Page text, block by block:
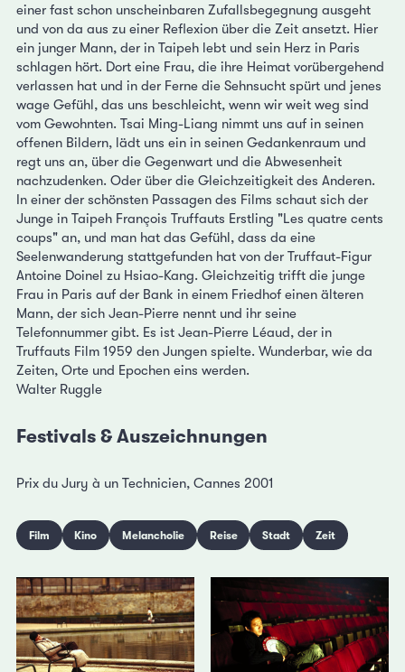
einer fast schon unscheinbaren Zufallsbegegnung ausgeht
und von da aus zu einer Reflexion über die Zeit ansetzt. Hier
ein junger Mann, der in Taipeh lebt und sein Herz in Paris
schlagen hört. Dort eine Frau, die ihre Heimat vorübergehend
verlassen hat und in der Ferne die Sehnsucht spürt und jenes
wage Gefühl, das uns beschleicht, wenn wir weit weg sind
vom Gewohnten. Tsai Ming-Liang nimmt uns auf in seinen
offenen Bildern, lädt uns ein in seinen Gedankenraum und
regt uns an, über die Gegenwart und die Abwesenheit
nachzudenken. Oder über die Gleichzeitigkeit des Anderen.
In einer der schönsten Passagen des Films schaut sich der
Junge in Taipeh François Truffauts Erstling "Les quatre cents
coups" an, und man hat das Gefühl, dass da eine
Seelenwanderung stattgefunden hat von der Truffaut-Figur
Antoine Doinel zu Hsiao-Kang. Gleichzeitig trifft die junge
Frau in Paris auf der Bank in einem Friedhof einen älteren
Mann, der sich Jean-Pierre nennt und ihr seine
Telefonnummer gibt. Es ist Jean-Pierre Léaud, der in
Truffauts Film 1959 den Jungen spielte. Wunderbar, wie da
Zeiten, Orte und Epochen eins werden.
Walter Ruggle
Festivals & Auszeichnungen
Prix du Jury à un Technicien, Cannes 2001
Film Kino Melancholie Reise Stadt Zeit